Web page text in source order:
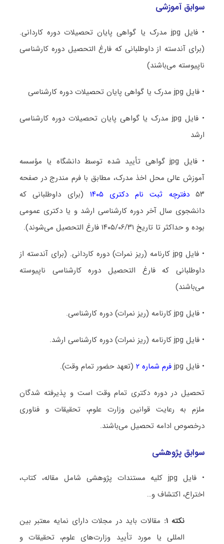
سوابق آموزشی
• فایل jpg مدرک یا گواهی پایان تحصیلات دوره کاردانی.
(برای آندسته از داوطلبانی که فارغ التحصیل دوره کارشناسی
ناپیوسته می‌باشند)
• فایل jpg مدرک یا گواهی پایان تحصیلات دوره کارشناسی
• فایل jpg مدرک یا گواهی پایان تحصیلات دوره کارشناسی
ارشد
• فایل jpg گواهی تأیید شده توسط دانشگاه یا مؤسسه
آموزش عالی محل اخذ مدرک، مطابق با فرم مندرج در صفحه
۵۳ دفترچه ثبت نام دکتری ۱۴۰۵
(برای داوطلبانی که
دانشجوی سال آخر دوره کارشناسی ارشد و یا دکتری عمومی
بوده و حداکثر تا تاریخ ۱۴۰۵/۰۶/۳۱ فارغ التحصیل می‌شوند).
• فایل jpg کارنامه (ریز نمرات) دوره کاردانی. (برای آندسته از
داوطلبانی که فارغ التحصیل دوره کارشناسی ناپیوسته
می‌باشند)
• فایل jpg کارنامه (ریز نمرات) دوره کارشناسی.
• فایل jpg کارنامه (ریز نمرات) دوره کارشناسی ارشد.
• فایل jpg فرم شماره ۲ (تعهد حضور تمام وقت).
تحصیل در دوره دکتری تمام وقت است و پذیرفته شدگان
ملزم به رعایت قوانین وزارت علوم، تحقیقات و فناوری
درخصوص ادامه تحصیل می‌باشند.
سوابق پژوهشی
• فایل jpg کلیه مستندات پژوهشی شامل مقاله، کتاب،
اختراع، اکتشاف و…
نکته ۱:
مقالات باید در مجلات دارای نمایه معتبر بین
المللی یا مورد تأیید وزارت‌های علوم، تحقیقات و